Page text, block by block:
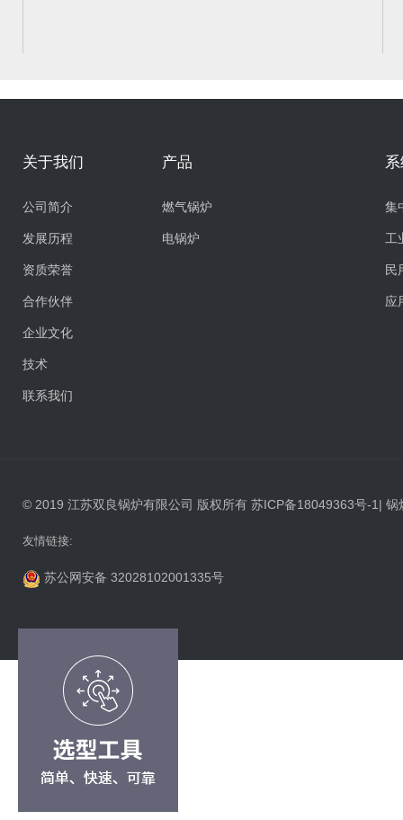
关于我们
公司简介
发展历程
资质荣誉
合作伙伴
企业文化
技术
联系我们
产品
燃气锅炉
电锅炉
集
工
民
应
© 2019 江苏双良锅炉有限公司 版权所有 苏ICP备18049363号-1| 锅
友情链接:
苏公网安备 32028102001335号